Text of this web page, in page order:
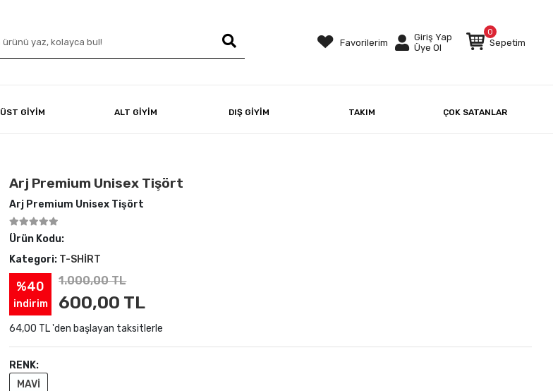
Favorilerim
Giriş Yap
Üye Ol
0
Sepetim
ÜST GİYİM ALT GİYİM DIŞ GİYİM TAKIM ÇOK SATANLAR
Arj Premium Unisex Tişört
Arj Premium Unisex Tişört
Ürün Kodu:
Kategori: T-SHİRT
%40
indirim
1.000,00 TL
600,00 TL
64,00 TL 'den başlayan taksitlerle
RENK:
MAVİ